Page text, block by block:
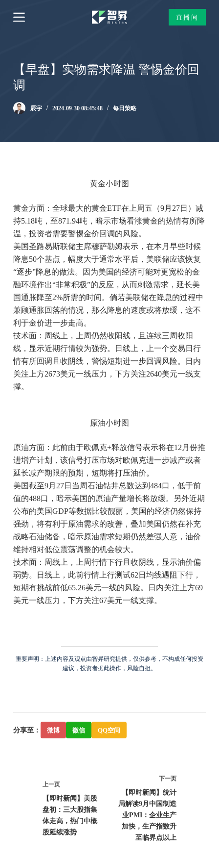
跳
过
直播间
【早盘】实物需求降温 警惕金价回
调
辰宇 2024-09-30 08:45:48 每日策略
黄金小时图
黄金方面：全球最大的黄金ETF在上周五（9月27日）减
持5.18吨，至871.94吨，暗示市场看涨黄金的热情有所降
温，投资者需要警惕金价回调的风险。
美国圣路易斯联储主席穆萨勒姆表示，在本月早些时候
降息50个基点，幅度大于通常水平后，美联储应该恢复
“逐步”降息的做法。因为美国的经济可能对更宽松的金
融环境作出“非常积极”的反应，从而刺激需求，延长美
国通胀降至2%所需的时间。倘若美联储在降息的过程中
兼顾通胀回落的情况，那么降息的速度或将放缓，这不
利于金价进一步走高。
技术面：周线上，上周仍然收阳线，且连续三周收阳
线，显示近期行情较为强势。日线上，上一个交易日行
情有所回调且收阴线，警惕短期进一步回调风险。日内
关注上方2673美元一线压力，下方关注2640美元一线支
撑。
原油小时图
原油方面：此前由于欧佩克+释放信号表示将在12月份推
进增产计划，该信号打压市场对欧佩克进一步减产或者
延长减产期限的预期，短期将打压油价。
美国截至9月27日当周石油钻井总数达到484口，低于前
值的488口，暗示美国的原油产量增长将放缓。另外近期
公布的美国GDP等数据比较靓丽，美国的经济仍然保持
强劲，将有利于原油需求的改善，叠加美国仍然在补充
战略石油储备，暗示原油需求短期仍然差强人意，油价
维持相对低位震荡调整的机会较大。
技术面：周线上，上周行情下行且收阴线，显示油价偏
弱势。日线上，此前行情上行测试62日均线遇阻下行，
短期有挑战前低65.26美元一线的风险。日内关注上方69
美元一线压力，下方关注67美元一线支撑。
重要声明：上述内容及观点由智昇研究提供，仅供参考，不构成任何投资
建议，投资者据此操作，风险自担。
分享至： 微博 微信 QQ空间
上一页
【即时新闻】美股
盘初：三大股指集
体走高，热门中概
股延续涨势
下一页
【即时新闻】统计
局解读9月中国制造
业PMI：企业生产
加快，生产指数升
至临界点以上